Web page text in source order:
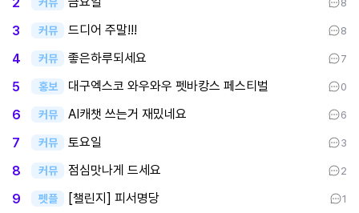
커뮤 8
3 커뮤 드디어 주말!!! 8
4 커뮤 좋은하루되세요 7
5 홍보 대구엑스코 와우와우 펫바캉스 페스티벌 0
6 커뮤 AI캐챗 쓰는거 재밌네요 6
7 커뮤 토요일 3
8 커뮤 점심맛나게 드세요 2
9 펫플 [챌린지] 피서명당 1